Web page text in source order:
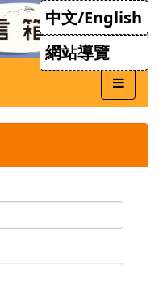
中文/English
網站導覽